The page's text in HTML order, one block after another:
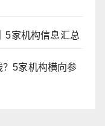
5家机构信息汇总
5家机构横向参